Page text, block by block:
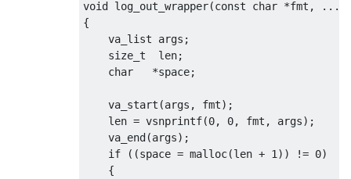
void log_out_wrapper(const char *fmt ,
...)
{
    va_list args
;
size_t
  len
;
char
*space;
    va_start
(args , fmt);
    len
= vsnprintf(0, 0, fmt , args);
    va_end
(args);
if
((space = malloc(len + 1 )) != 0)
{